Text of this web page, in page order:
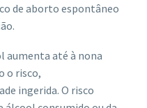
de aborto espontâneo
aumenta até à nona
o risco,
ingerida. O risco